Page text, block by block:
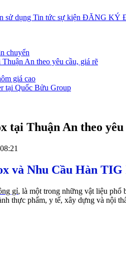
sử dụng Tin tức sự kiện ĐĂNG KÝ
chuyển
An theo yêu cầu, giá rẽ
tại Thuận An theo yêu
và Nhu Cầu Hàn
gỉ, là một trong những vật liệu phổ
thực phẩm, y tế, xây dựng và nội